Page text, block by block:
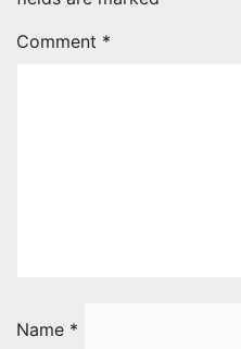
Comment *
Name *